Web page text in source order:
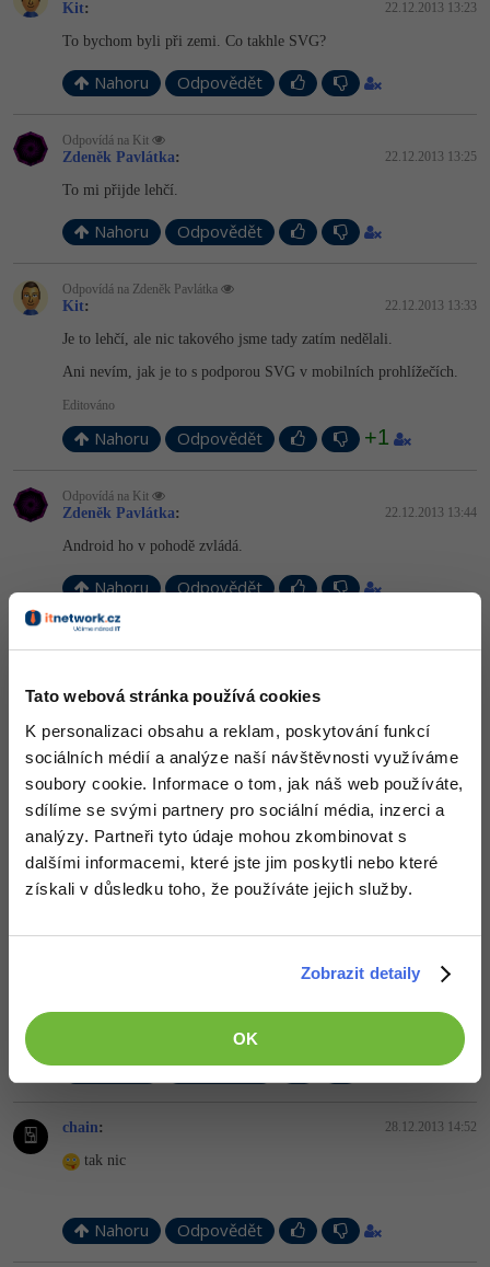
Tato webová stránka používá cookies
K personalizaci obsahu a reklam, poskytování funkcí
sociálních médií a analýze naší návštěvnosti využíváme
soubory cookie. Informace o tom, jak náš web používáte,
sdílíme se svými partnery pro sociální média, inzerci a
analýzy. Partneři tyto údaje mohou zkombinovat s
dalšími informacemi, které jste jim poskytli nebo které
získali v důsledku toho, že používáte jejich služby.
Zobrazit detaily
OK
Copywriter
WordPress specialista
SEO specialista
Algoritmy -41%
Umělá inteligence (AI) -10%
Pro děti
Více
Fórum
Time management
Windows
Linux
Sítě
Ostatní
Fórum
Kit: 22.12.2013 13:23
To bychom byli při zemi. Co takhle SVG?
Nahoru Odpovědět
Odpovídá na Kit
Zdeněk Pavlátka: 22.12.2013 13:25
To mi přijde lehčí.
Nahoru Odpovědět
Odpovídá na Zdeněk Pavlátka
Kit: 22.12.2013 13:33
Je to lehčí, ale nic takového jsme tady zatím nedělali.
Ani nevím, jak je to s podporou SVG v mobilních prohlížečích.
Editováno
Nahoru Odpovědět +1
Odpovídá na Kit
Zdeněk Pavlátka: 22.12.2013 13:44
Android ho v pohodě zvládá.
Nahoru Odpovědět
No vidíš. V SVG v pohodě fungují odkazy, dá se rozhýbat,
Nahoru Odpovědět
Odpovídá na Kit
Podproa je celkem dobrá:http://caniuse.com/#…
22.12.2013 15:06
protože ho vývojáři neumí. Já už bych se ho měl asi taky naučit.
Nahoru Odpovědět +2
chain: 28.12.2013 14:52
tak nic
Nahoru Odpovědět